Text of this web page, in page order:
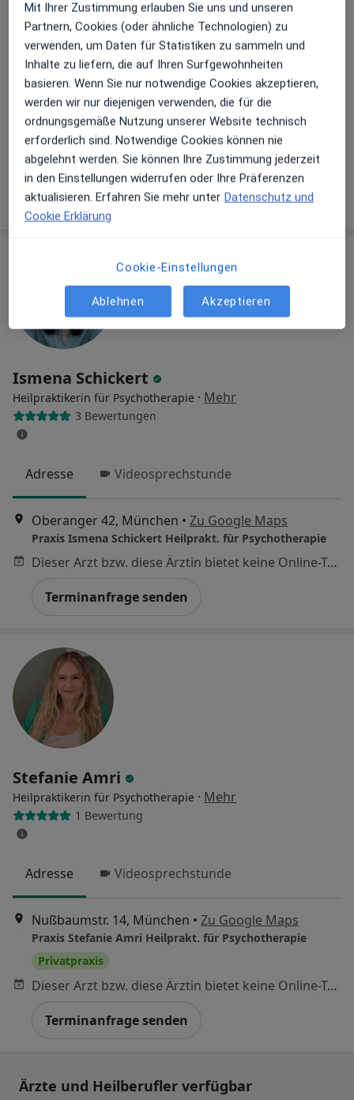
109 Bewertungen
Adresse Videosprechstunde
Münzstr. 4, München• Zu Google Maps
Osteopathie Lukas Naumann Heilpraktiker
Terminanfrage senden
Ismena Schickert
Heilpraktikerin für Psychotherapie · Mehr
3 Bewertungen
Adresse Videosprechstunde
Oberanger 42, München • Zu Google Maps
Praxis Ismena Schickert Heilprakt. für Psychotherapie
Dieser Arzt bzw. diese Ärztin bietet keine Online-Terminbuchung an diesem Standort an.
Terminanfrage senden
Stefanie Amri
Heilpraktikerin für Psychotherapie · Mehr
1 Bewertung
Adresse Videosprechstunde
Nußbaumstr. 14, München • Zu Google Maps
Praxis Stefanie Amri Heilprakt. für Psychotherapie
Privatpraxis
Dieser Arzt bzw. diese Ärztin bietet keine Online-Terminbuchung an diesem Standort an.
Terminanfrage senden
Ärzte und Heilberufler verfügbar
Mit Ihrer Zustimmung erlauben Sie uns und unseren
Partnern, Cookies (oder ähnliche Technologien) zu
verwenden, um Daten für Statistiken zu sammeln und
Inhalte zu liefern, die auf Ihren Surfgewohnheiten
basieren. Wenn Sie nur notwendige Cookies akzeptieren,
werden wir nur diejenigen verwenden, die für die
ordnungsgemäße Nutzung unserer Website technisch
erforderlich sind. Notwendige Cookies können nie
abgelehnt werden. Sie können Ihre Zustimmung jederzeit
in den Einstellungen widerrufen oder Ihre Präferenzen
aktualisieren. Erfahren Sie mehr unter Datenschutz und
Cookie Erklärung
Cookie-Einstellungen
Ablehnen Akzeptieren